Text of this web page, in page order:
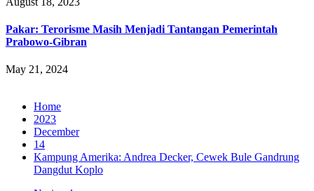
Pakar: Terorisme Masih Menjadi Tantangan Pemerintah
Prabowo-Gibran
May 21, 2024
Home
2023
December
14
Kampung Amerika: Andrea Decker, Cewek Bule Gandrung
Dangdut Koplo